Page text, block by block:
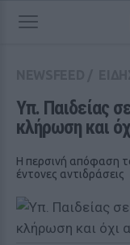
Υπ. Παιδείας
κλήρωση και
Η περσινή απόφαση
έντονες αντιδράσεις